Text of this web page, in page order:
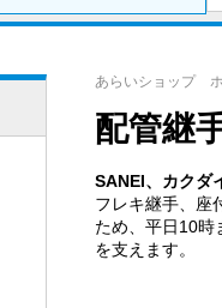
あらいショップ
配管継
SANEI、カクダ
フレキ継手、座
ため、平日10時
を支えます。